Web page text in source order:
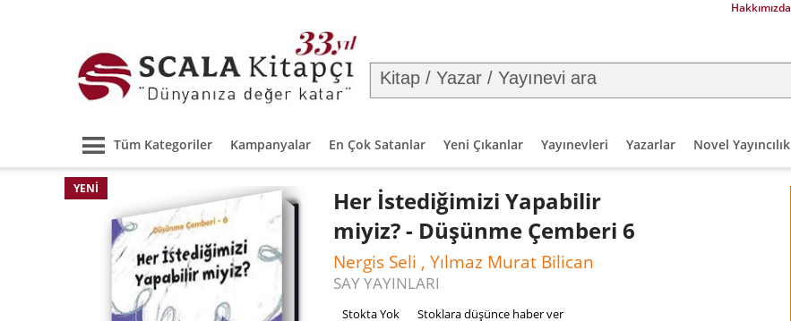
Hakkımızda
Tüm Kategoriler Kampanyalar En Çok Satanlar Yeni Çıkanlar Yayınevleri Yazarlar Novel Yayıncılık
YENI
Her İstediğimizi Yapabilir
miyiz? - Düşünme Çemberi 6
Nergis Seli , Yılmaz Murat Bilican
SAY YAYINLARI
Stokta Yok Stoklara düşünce haber ver